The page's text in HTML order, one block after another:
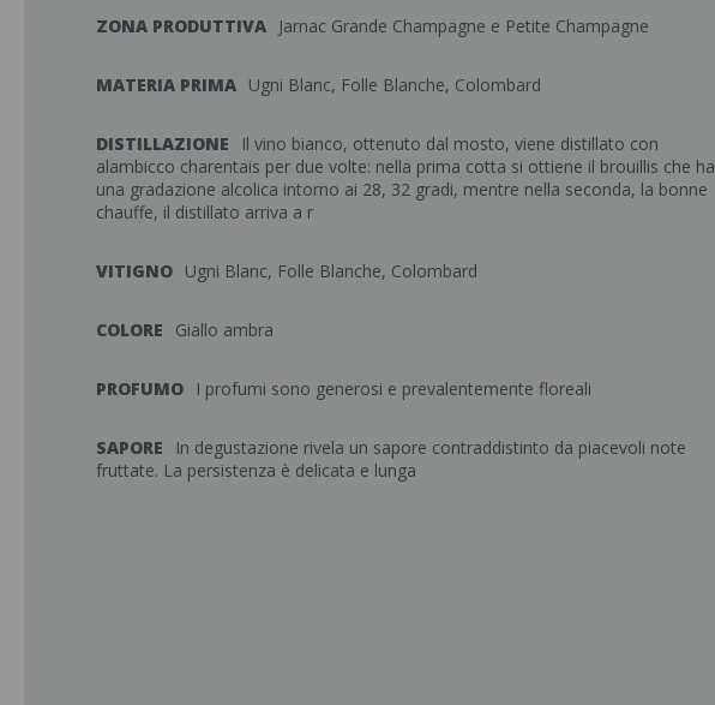
ZONA PRODUTTIVA Jarnac Grande Champagne e Petite Champagne
MATERIA PRIMA Ugni Blanc, Folle Blanche, Colombard
DISTILLAZIONE
Il vino bianco, ottenuto dal mosto, viene distillato con
alambicco charentais per due volte: nella prima cotta si ottiene il brouillis che ha
una gradazione alcolica intorno ai 28, 32 gradi, mentre nella seconda, la bonne
chauffe, il distillato arriva a r
VITIGNO Ugni Blanc, Folle Blanche, Colombard
COLORE Giallo ambra
PROFUMO I profumi sono generosi e prevalentemente floreali
SAPORE
In degustazione rivela un sapore contraddistinto da piacevoli note
fruttate. La persistenza è delicata e lunga